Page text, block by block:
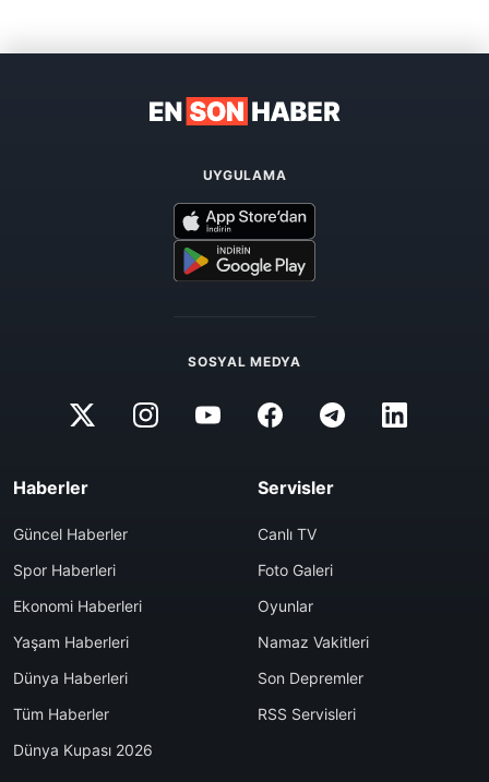
UYGULAMA
SOSYAL MEDYA
Haberler
Güncel Haberler
Spor Haberleri
Ekonomi Haberleri
Yaşam Haberleri
Dünya Haberleri
Tüm Haberler
Dünya Kupası 2026
Servisler
Canlı TV
Foto Galeri
Oyunlar
Namaz Vakitleri
Son Depremler
RSS Servisleri